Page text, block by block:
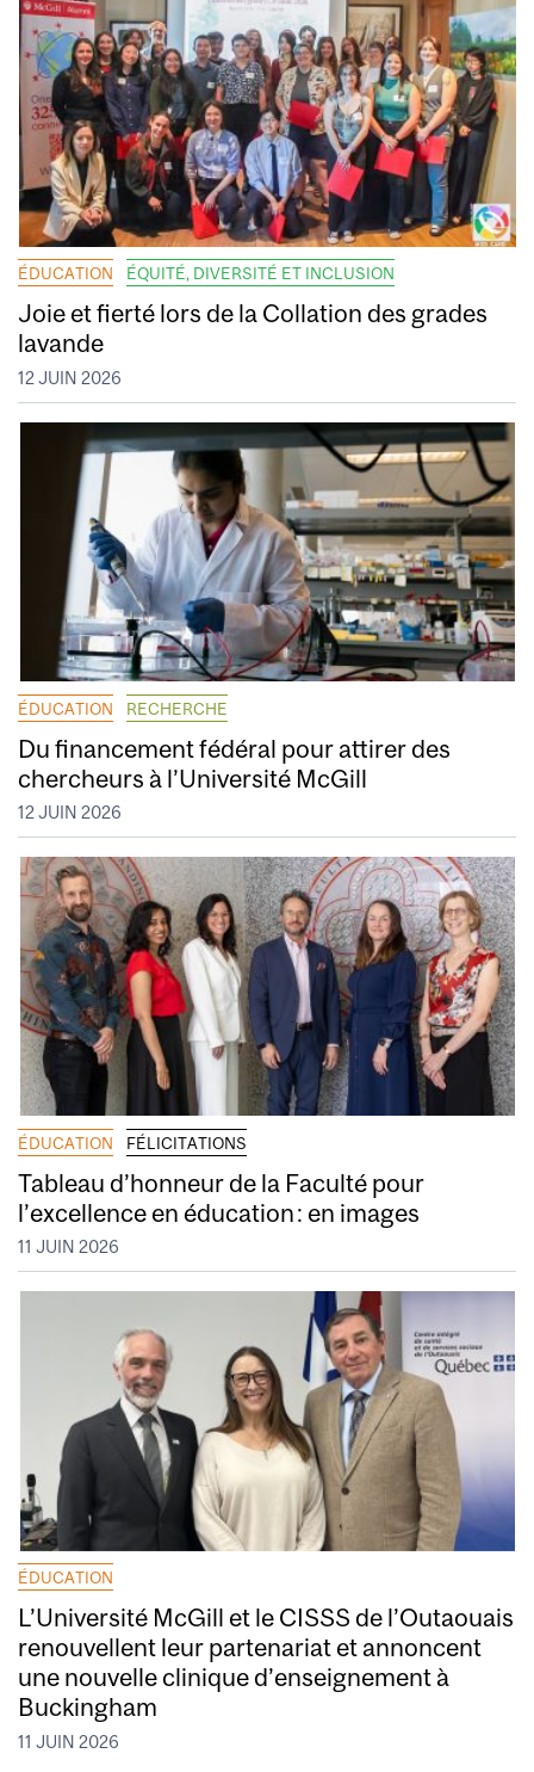
ÉDUCATION ÉQUITÉ, DIVERSITÉ ET INCLUSION
Joie et fierté lors de la Collation des grades
lavande
12 JUIN 2026
ÉDUCATION RECHERCHE
Du financement fédéral pour attirer des
chercheurs à l’Université McGill
12 JUIN 2026
ÉDUCATION FÉLICITATIONS
Tableau d’honneur de la Faculté pour
l’excellence en éducation : en images
11 JUIN 2026
ÉDUCATION
L’Université McGill et le CISSS de l’Outaouais
renouvellent leur partenariat et annoncent
une nouvelle clinique d’enseignement à
Buckingham
11 JUIN 2026